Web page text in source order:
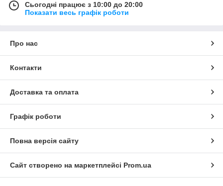
Сьогодні працює з 10:00 до 20:00
Показати весь графік роботи
Про нас
Контакти
Доставка та оплата
Графік роботи
Повна версія сайту
Сайт створено на маркетплейсі Prom.ua